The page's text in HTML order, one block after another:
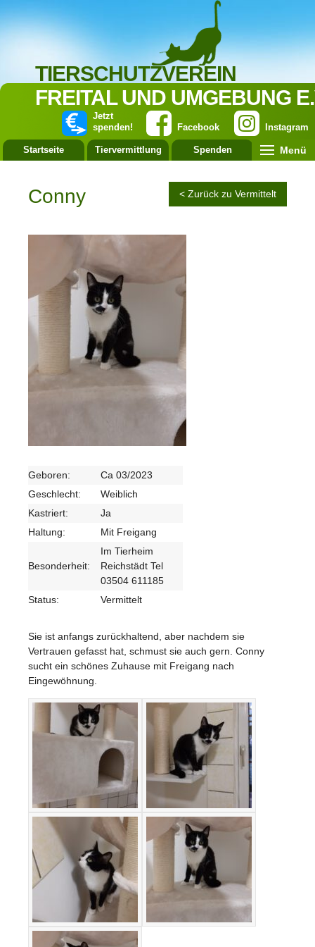
TIERSCHUTZVEREIN
FREITAL UND UMGEBUNG
Instagram
Facebook
Jetzt
spenden!
Startseite Tiervermittlung Spenden Menü
Conny < Zurück zu Vermittelt
Geboren:
Ca 03/2023
Geschlecht:
Weiblich
Kastriert:
Ja
Haltung:
Mit Freigang
Besonderheit:
Im Tierheim
Reichstädt Tel
03504 611185
Status:
Vermittelt
Sie ist anfangs zurückhaltend, aber nachdem sie
Vertrauen gefasst hat, schmust sie auch gern. Conny
sucht ein schönes Zuhause mit Freigang nach
Eingewöhnung.